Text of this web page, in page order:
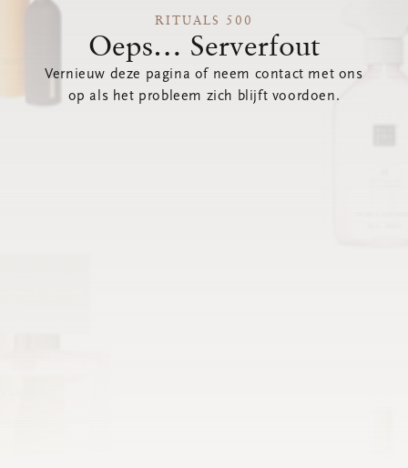
RITUALS 500
Oeps… Serverfout
Vernieuw deze pagina of neem contact met ons
op als het probleem zich blijft voordoen.